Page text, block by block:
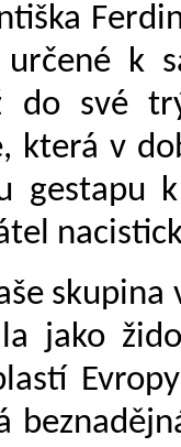
k
do své
která v
gestapu
jako